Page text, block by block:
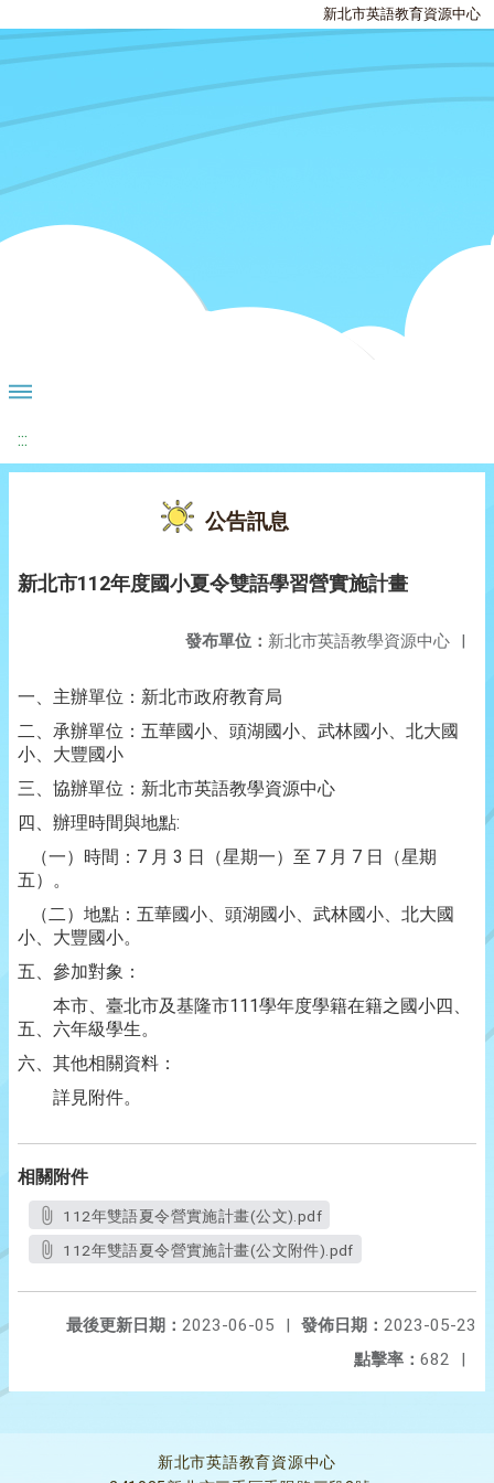
新北市英語教育資源中心
:::
公告訊息
新北市112年度國小夏令雙語學習營實施計畫
發布單位： 新北市英語教學資源中心 |
一、主辦單位：新北市政府教育局
二、承辦單位：五華國小、頭湖國小、武林國小、北大國
小、大豐國小
三、協辦單位：新北市英語教學資源中心
四、辦理時間與地點:
（一）時間：7 月 3 日（星期一）至 7 月 7 日（星期
五）。
（二）地點：五華國小、頭湖國小、武林國小、北大國
小、大豐國小。
五、參加對象：
本市、臺北市及基隆市111學年度學籍在籍之國小四、
五、六年級學生。
六、其他相關資料：
詳見附件。
相關附件
112年雙語夏令營實施計畫(公文).pdf
112年雙語夏令營實施計畫(公文附件).pdf
發佈日期： 2023-05-23
最後更新日期： 2023-06-05
|
點擊率： 682 |
新北市英語教育資源中心